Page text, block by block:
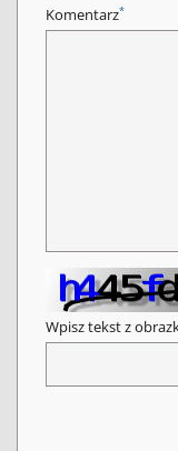
Komentarz*
Wpisz tekst z